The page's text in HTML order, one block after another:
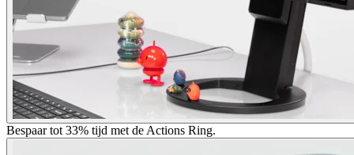
Bespaar tot 33% tijd met de Actions Ring.